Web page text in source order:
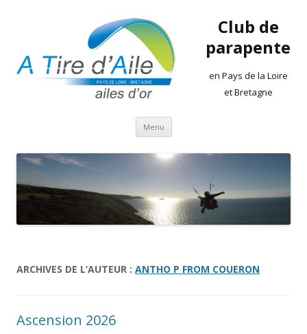
Club de
parapente
en Pays de la Loire
et Bretagne
Menu Aller
contenu
ARCHIVES DE L’AUTEUR : ANTHO P FROM COUERON
Ascension 2026